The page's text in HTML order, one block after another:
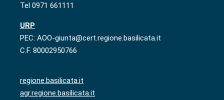
Tel 0971 661111
URP
PEC: AOO-giunta@cert.regione.basilicata.it
C.F. 80002950766
regione.basilicata.it
agr.regione.basilicata.it